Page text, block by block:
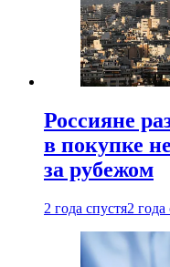
Россияне
в покупке
за рубежом
2 года спустя2 года